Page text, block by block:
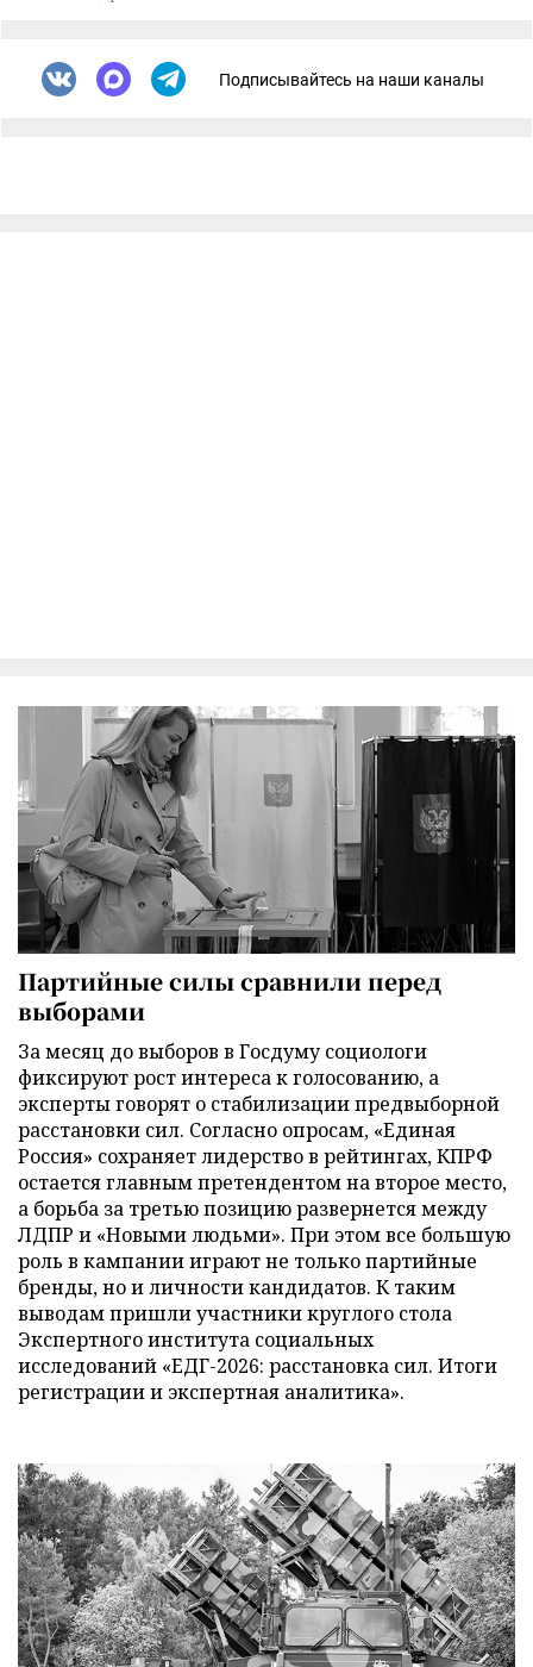
Подписывайтесь на наши каналы
Партийные силы сравнили перед
выборами
За месяц до выборов в Госдуму социологи
фиксируют рост интереса к голосованию, а
эксперты говорят о стабилизации предвыборной
расстановки сил. Согласно опросам, «Единая
Россия» сохраняет лидерство в рейтингах, КПРФ
остается главным претендентом на второе место,
а борьба за третью позицию развернется между
ЛДПР и «Новыми людьми». При этом все большую
роль в кампании играют не только партийные
бренды, но и личности кандидатов. К таким
выводам пришли участники круглого стола
Экспертного института социальных
исследований «ЕДГ-2026: расстановка сил. Итоги
регистрации и экспертная аналитика».